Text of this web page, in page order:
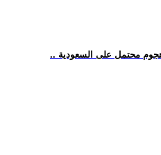
هجوم محتمل على السعودية